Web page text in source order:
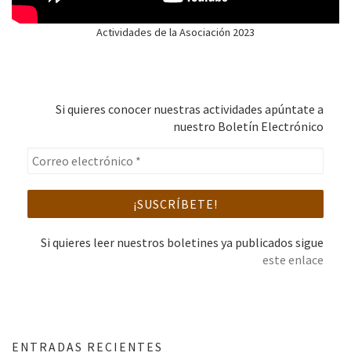
Actividades de la Asociación 2023
Si quieres conocer nuestras actividades apúntate a
nuestro Boletín Electrónico
Si quieres leer nuestros boletines ya publicados sigue
este enlace
ENTRADAS RECIENTES